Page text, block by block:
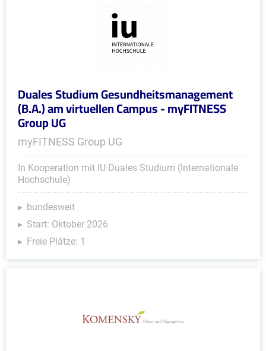
Duales Studium Gesundheitsmanagement
(B.A.) am virtuellen Campus - myFITNESS
Group UG
myFITNESS Group UG
In Kooperation mit IU Duales Studium (Internationale
Hochschule)
bundesweit
Start: Oktober 2026
Freie Plätze: 1